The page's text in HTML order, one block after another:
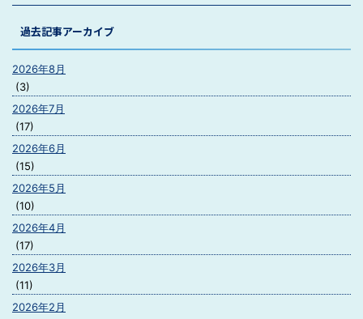
過去記事アーカイブ
2026年8月
(3)
2026年7月
(17)
2026年6月
(15)
2026年5月
(10)
2026年4月
(17)
2026年3月
(11)
2026年2月